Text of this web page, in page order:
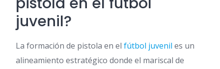
juvenil?
La formación de pistola en el fútbol juvenil es un
alineamiento estratégico donde el mariscal de